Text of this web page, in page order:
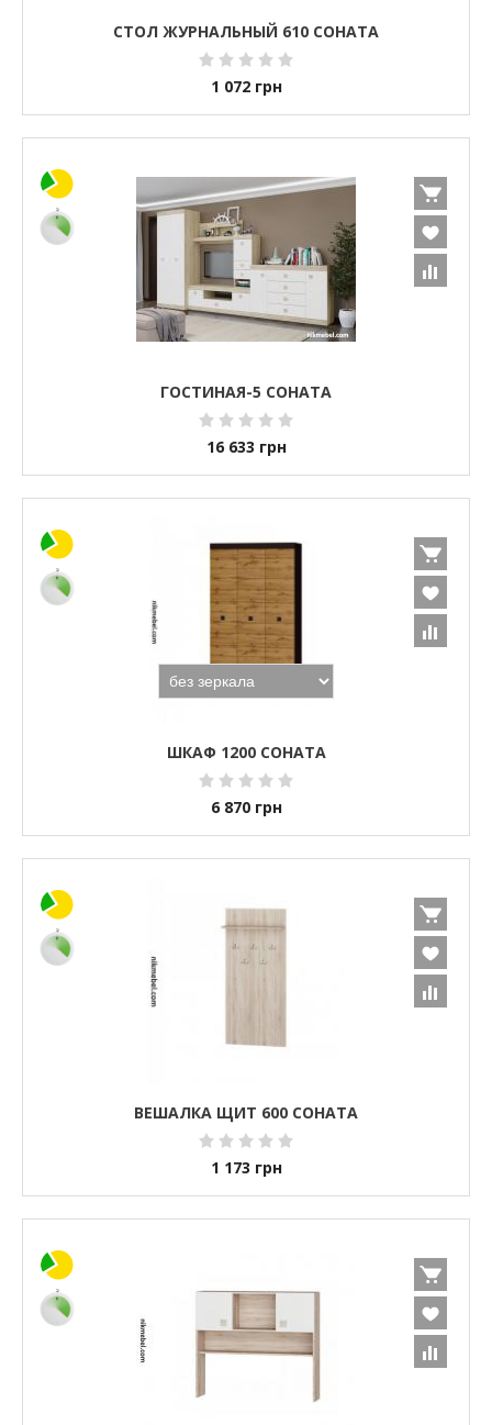
СТОЛ ЖУРНАЛЬНЫЙ 610 СОНАТА
1 072 грн
ГОСТИНАЯ-5 СОНАТА
16 633 грн
ШКАФ 1200 СОНАТА
6 870 грн
ВЕШАЛКА ЩИТ 600 СОНАТА
1 173 грн